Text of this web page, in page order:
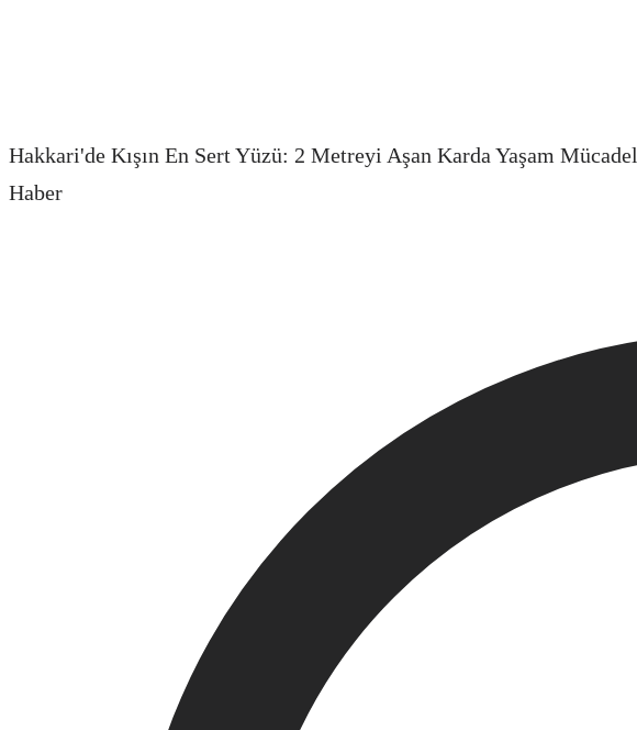
Hakkari'de Kışın En Sert Yüzü: 2 Metreyi Aşan Karda Yaşam
Haber